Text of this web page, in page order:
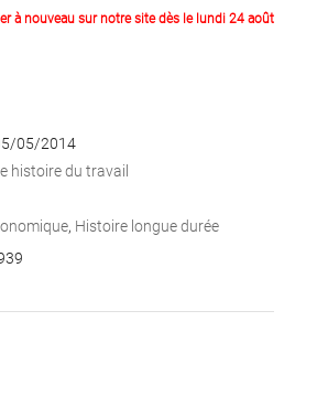
à nouveau sur notre site dès le lundi 24 août
05/2014
histoire du travail
, Histoire longue durée